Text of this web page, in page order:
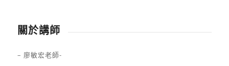
關於講師
– 廖敏宏老師-